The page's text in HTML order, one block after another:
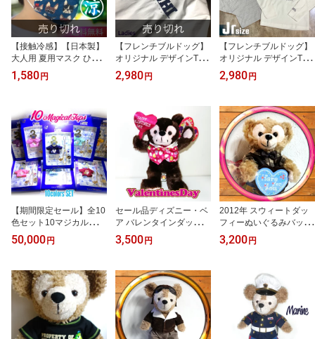
【接触冷感】【日本製】
大人用 夏用マスク ひん
やり 手作りマスク 立体
マスク フレンチブルドッ
スク 除菌 個包装 ハン
ドメイド おしゃれ フレ
ブル 犬 動物メール便、
スマートレターで発送
1,580 円
【フレンチブルドッグ】
オリジナル デザインTシ
ャツ・BUHI フレブルの
シルエットとBUHIの文
ゴTシャツレディースS・
M・Lサイズ今ならカッ
ティングステッカーのお
まけ付き犬・動物・服フ
レンチブルドッグ・T-Shi
2,980 円
【フレンチブルドッグ】
オリジナル デザインTシ
ャツ・BUHI フレブルの
イラストが入った シンプ
ア Jr こども 110・130・
150・サイズ犬・動物
柄・子供服フレンチブル
ドッグ・T-ShirtFRENCH
BULLDOG
2,980 円
【期間限定セール】全10
色セット10マジカルトッ
プスTシャツ2WAYストラ
ップチャームディズニー
ーベアダッフィー・シェ
リーメイおすわりストラ
ップ用コスチューム10P
21May14
50,000 円
セール品ディズニー・ベ
ア バレンタインダッフィ
ーウォルトディズニーワ
ールド限定
3,500 円
2012年 スウィートダッ
フィーぬいぐるみバッジ
ボールチェーン付ぬいば
ディズニーシー限定 TDS
3,200 円